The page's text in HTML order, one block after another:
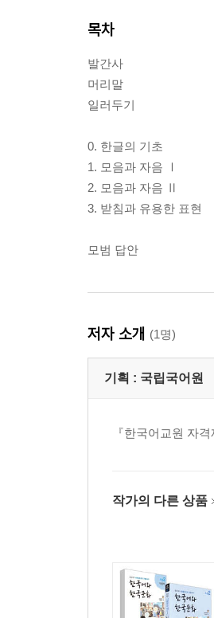
목차
발간사
머리말
일러두기
0. 한글의 기초
1. 모음과 자음 Ⅰ
2. 모음과 자음 Ⅱ
3. 받침과 유용한 표현
모범 답안
저자 소개 (1명)
기획 : 국립국어원
『한국어교원 자
작가의 다른 상품